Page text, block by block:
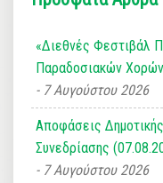
«Διεθνές Φεστιβάλ
Παραδοσιακών
7 Αυγούστου 2026
Αποφάσεις
Συνεδρίασης
7 Αυγούστου 2026